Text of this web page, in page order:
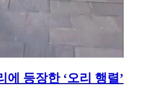
에 등장한 ‘오리 행렬’